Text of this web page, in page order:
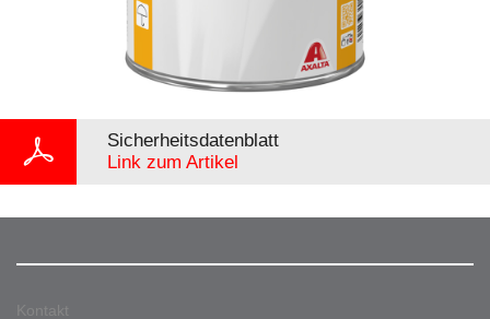
Sicherheitsdatenblatt
Link zum Artikel
Kontakt